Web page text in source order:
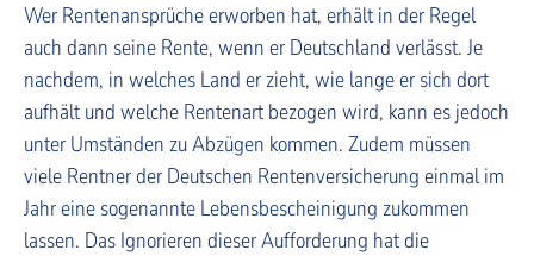
Wer Rentenansprüche erworben hat, erhält in der Regel
auch dann seine Rente, wenn er Deutschland verlässt. Je
nachdem, in welches Land er zieht, wie lange er sich dort
aufhält und welche Rentenart bezogen wird, kann es jedoch
unter Umständen zu Abzügen kommen. Zudem müssen
viele Rentner der Deutschen Rentenversicherung einmal im
Jahr eine sogenannte Lebensbescheinigung zukommen
lassen. Das Ignorieren dieser Aufforderung hat die